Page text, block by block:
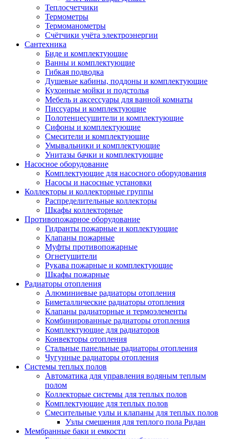
Теплосчетчики
Термометры
Термоманометры
Счётчики учёта электроэнергии
Сантехника
Биде и комплектующие
Ванны и комплектующие
Гибкая подводка
Душевые кабины, поддоны и комплектующие
Кухонные мойки и подстолья
Мебель и аксессуары для ванной комнаты
Писсуары и комплектующие
Полотенцесушители и комплектующие
Сифоны и комплектующие
Смесители и комплектующие
Умывальники и комплектующие
Унитазы бачки и комплектующие
Насосное оборудование
Комплектующие для насосного оборудования
Насосы и насосные установки
Коллекторы и коллекторные группы
Распределительные коллекторы
Шкафы коллекторные
Противопожарное оборудование
Гидранты пожарные и коплектующие
Клапаны пожарные
Муфты противопожарные
Огнетушители
Рукава пожарные и комплектующие
Шкафы пожарные
Радиаторы отопления
Алюминиевые радиаторы отопления
Биметаллические радиаторы отопления
Клапаны радиаторные и термоэлементы
Комбинированные радиаторы отопления
Комплектующие для радиаторов
Конвекторы отопления
Стальные панельные радиаторы отопления
Чугунные радиаторы отопления
Системы теплых полов
Автоматика для управления водяным теплым
полом
Коллекторые системы для теплых полов
Комплектующие для теплых полов
Смесительные узлы и клапаны для теплых полов
Узлы смешения для теплого пола Ридан
Мембранные баки и емкости